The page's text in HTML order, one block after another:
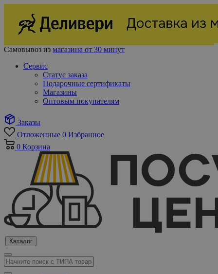
Самовывоз из магазина от 30 минут
Сервис
Статус заказа
Подарочные сертификаты
Магазины
Оптовым покупателям
Заказы
Отложенные 0 Избранное
0 Корзина
Каталог